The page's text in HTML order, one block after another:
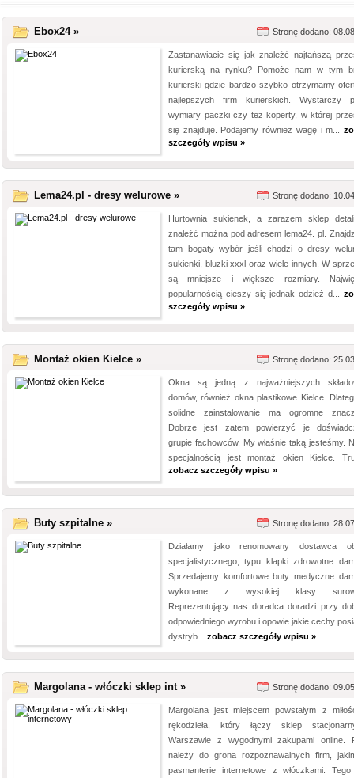
Ebox24 » Stronę dodano:
Zastanawiacie się jak znaleźć najtańszą
kurierską na rynku? Pomoże nam w tym
kurierski gdzie bardzo szybko otrzymamy
najlepszych firm kurierskich. Wystarczy
wymiary paczki czy też koperty, w której
się znajduje. Podajemy również wagę i m...
szczegóły wpisu »
Lema24.pl - dresy welurowe » Stronę dodano:
Hurtownia sukienek, a zarazem sklep
znaleźć można pod adresem lema24. pl.
tam bogaty wybór jeśli chodzi o dresy
sukienki, bluzki xxxl oraz wiele innych. W
są mniejsze i większe rozmiary.
popularnością cieszy się jednak odzież d...
szczegóły wpisu »
Montaż okien Kielce » Stronę dodano:
Okna są jedną z najważniejszych
domów, również okna plastikowe Kielce.
solidne zainstalowanie ma ogromne
Dobrze jest zatem powierzyć je
grupie fachowców. My właśnie taką jesteśmy.
specjalnością jest montaż okien Kielce.
zobacz szczegóły wpisu »
Buty szpitalne » Stronę dodano:
Działamy jako renomowany dostawca
specjalistycznego, typu klapki zdrowotne
Sprzedajemy komfortowe buty medyczne
wykonane z wysokiej klasy
Reprezentujący nas doradca doradzi przy
odpowiedniego wyrobu i opowie jakie cechy
dystryb... zobacz szczegóły wpisu »
Margolana - włóczki sklep int » Stronę dodano:
Margolana jest miejscem powstałym z
rękodzieła, który łączy sklep
Warszawie z wygodnymi zakupami online.
należy do grona rozpoznawalnych firm,
pasmanterie internetowe z włóczkami.